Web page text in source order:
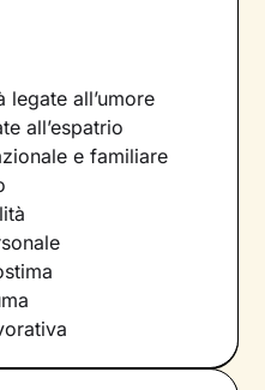
all’umore
all’espatrio
e familiare